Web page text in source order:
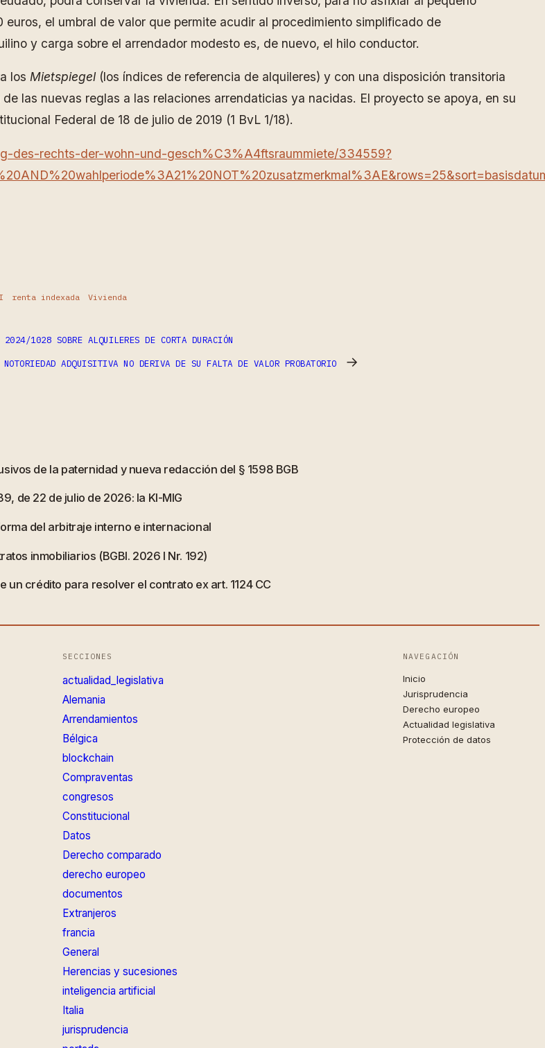
el umbral de valor que permite acudir al procedimiento simplificado de
y carga sobre el arrendador modesto es, de nuevo, el hilo conductor.
los Mietspiegel (los índices de referencia de alquileres) y con una disposición transitoria
las nuevas reglas a las relaciones arrendaticias ya nacidas. El proyecto se apoya, en su
Federal de 18 de julio de 2019 (1 BvL 1/18).
des-rechts-der-wohn-und-gesch%C3%A4ftsraummiete/334559?
renta indexada Vivienda
1028 SOBRE ALQUILERES DE CORTA DURACIÓN
ADQUISITIVA NO DERIVA DE SU FALTA DE VALOR PROBATORIO →
de la paternidad y nueva redacción del § 1598 BGB
de 22 de julio de 2026: la KI-MIG
del arbitraje interno e internacional
inmobiliarios (BGBl. 2026 I Nr. 192)
crédito para resolver el contrato ex art. 1124 CC
SECCIONES
actualidad_legislativa
Alemania
Arrendamientos
Bélgica
blockchain
Compraventas
congresos
Constitucional
Datos
Derecho comparado
derecho europeo
documentos
Extranjeros
francia
General
Herencias y sucesiones
inteligencia artificial
Italia
jurisprudencia
NAVEGACIÓN
Inicio
Jurisprudencia
Derecho europeo
Actualidad legislativa
Protección de datos